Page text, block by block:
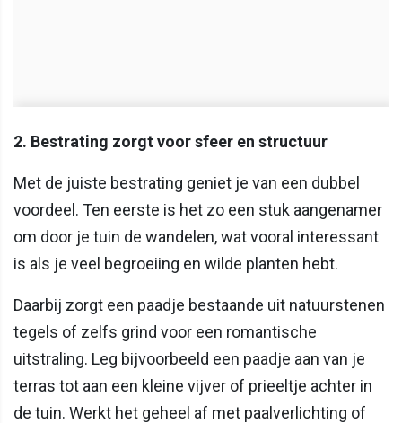
2. Bestrating zorgt voor sfeer en structuur
Met de juiste bestrating geniet je van een dubbel
voordeel. Ten eerste is het zo een stuk aangenamer
om door je tuin de wandelen, wat vooral interessant
is als je veel begroeiing en wilde planten hebt.
Daarbij zorgt een paadje bestaande uit natuurstenen
tegels of zelfs grind voor een romantische
uitstraling. Leg bijvoorbeeld een paadje aan van je
terras tot aan een kleine vijver of prieeltje achter in
de tuin. Werkt het geheel af met paalverlichting of